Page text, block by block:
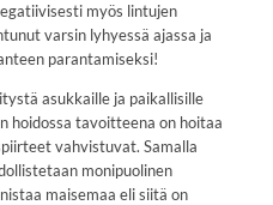
myös lintujen
varsin lyhyessä ajassa ja
parantamiseksi!
asukkaille ja paikallisille
hoidossa tavoitteena on hoitaa
vahvistuvat. Samalla
monipuolinen
maisemaa eli siitä on